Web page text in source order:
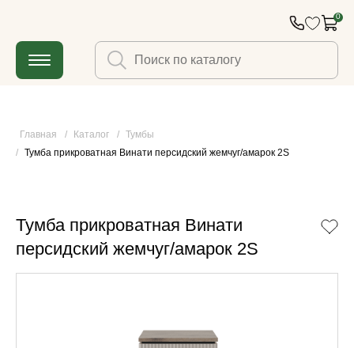
0
Главная / Каталог / Тумбы
/ Тумба прикроватная Винати персидский жемчуг/амарок 2S
Тумба прикроватная Винати
персидский жемчуг/амарок 2S